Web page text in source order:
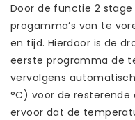
Door de functie 2
progamma’s van te
en tijd. Hierdoor is de
eerste programma de
vervolgens
°C) voor de
ervoor dat de